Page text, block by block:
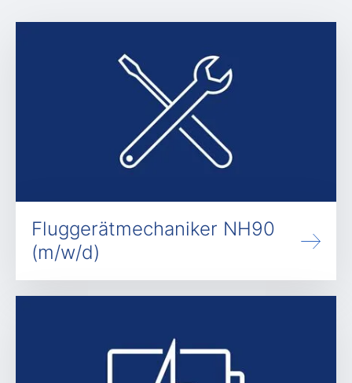
Fluggerätmechaniker NH90
(m/w/d)